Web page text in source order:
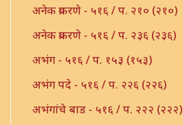
अनेक प्रकरणे - ५१६ / प. २१० (२१०)
अनेक प्रकरणे - ५१६ / प. २३६ (२३६)
अभंग - ५१६ / प. १५३ (१५३)
अभंग पदे - ५१६ / प. २२६ (२२६)
अभंगांचे बाड - ५१६ / प. २२२ (२२२)